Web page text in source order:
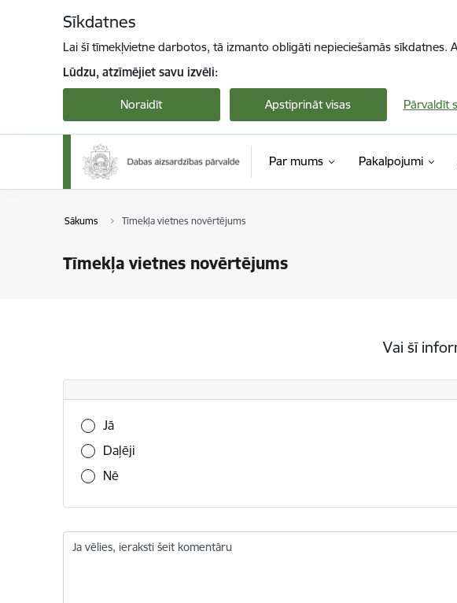
Sīkdatnes
Lai šī tīmekļvietne darbotos, tā izmanto obligāti nepieciešamās
Lūdzu, atzīmējiet savu izvēli:
Noraidīt Apstiprināt visas Pārvaldīt
Par mums Pakalpojumi
Sākums Tīmekļa vietnes novērtējums
Tīmekļa vietnes novērtējums
Vai šī
Vai šī informācija bija noderīga?
Jā
Daļēji
Nē
Ja vēlies, ieraksti šeit komentāru